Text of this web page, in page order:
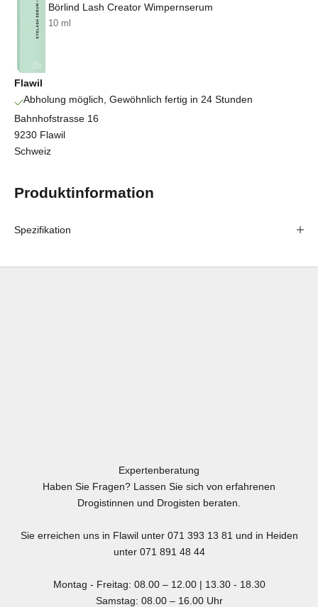
Börlind Lash Creator Wimpernserum
10 ml
Flawil
Abholung möglich, Gewöhnlich fertig in 24 Stunden
Bahnhofstrasse 16
9230 Flawil
Schweiz
Produktinformation
Spezifikation
Expertenberatung
Haben Sie Fragen? Lassen Sie sich von erfahrenen
Drogistinnen und Drogisten beraten.
Sie erreichen uns in Flawil unter 071 393 13 81 und in Heiden
unter 071 891 48 44
Montag - Freitag: 08.00 – 12.00 | 13.30 - 18.30
Samstag: 08.00 – 16.00 Uhr